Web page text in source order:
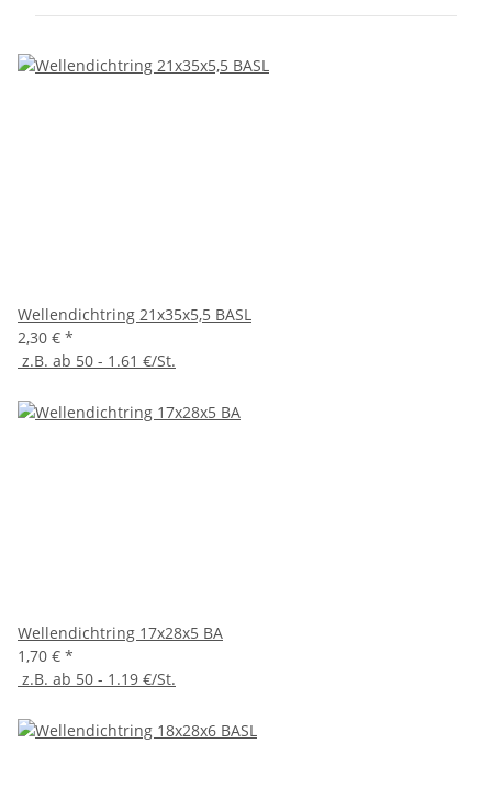
Wellendichtring 21x35x5,5 BASL
2,30 € *
z.B. ab 50 - 1.61 €/St.
Wellendichtring 17x28x5 BA
1,70 € *
z.B. ab 50 - 1.19 €/St.